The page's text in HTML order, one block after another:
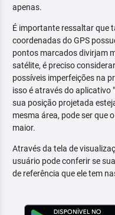
apenas.
É importante ressaltar que
coordenadas do GPS
pontos marcados divirjam
satélite, é preciso
possíveis imperfeições na
isso é através do aplicativo
sua posição projetada
mesma área, pode ser que
maior.
Através da tela de
usuário pode conferir se
de referência que ele tem